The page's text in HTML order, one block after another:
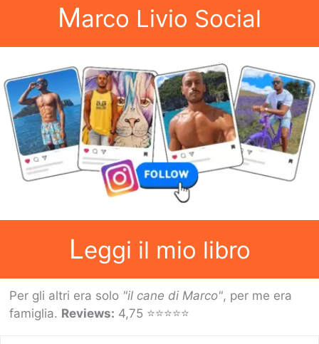
Marco Livio Social
Leggi il mio libro
Per gli altri era solo "il cane di Marco", per me era
famiglia. Reviews: 4,75 ⭐⭐⭐⭐⭐